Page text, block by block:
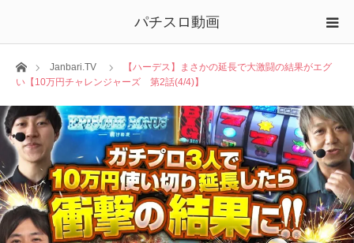
パチスロ動画
ホームJanbari.TV
【ハーデス】まさかの延長で大激闘の結果がエグ
い【10万円チャレンジャーズ 第2話(4/4)】